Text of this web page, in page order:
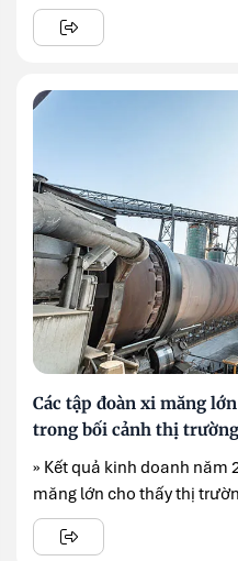
Các tập đoàn xi măng
trong bối cảnh thị
» Kết quả kinh doanh năm
măng lớn cho thấy thị